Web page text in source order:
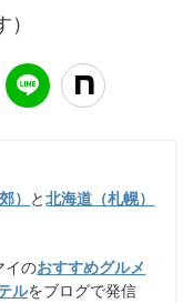
） と北海道（札幌）
イのおすすめグルメ
ルをブログで発信